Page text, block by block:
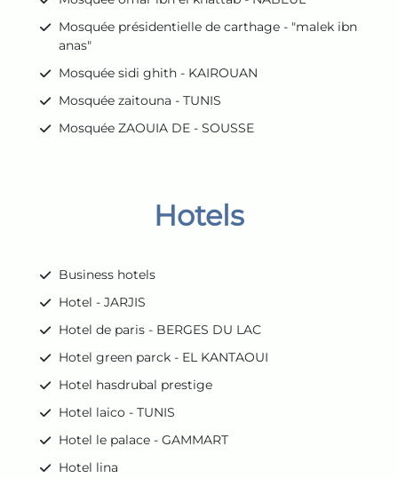
Mosquée présidentielle de carthage - "malek ibn
anas"
Mosquée sidi ghith - KAIROUAN
Mosquée zaitouna - TUNIS
Mosquée ZAOUIA DE - SOUSSE
Hotels
Business hotels
Hotel - JARJIS
Hotel de paris - BERGES DU LAC
Hotel green parck - EL KANTAOUI
Hotel hasdrubal prestige
Hotel laico - TUNIS
Hotel le palace - GAMMART
Hotel lina